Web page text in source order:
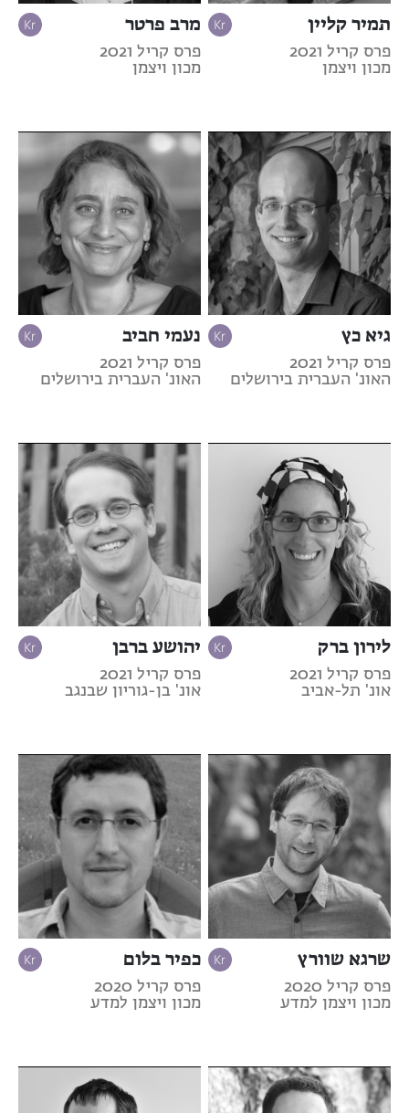
תמיר קליין
פרס קריל 2021
מכון ויצמן
מרב פרטר
פרס קריל 2021
מכון ויצמן
גיא כץ
פרס קריל 2021
האונ' העברית בירושלים
נעמי חביב
פרס קריל 2021
האונ' העברית בירושלים
לירון ברק
פרס קריל 2021
אונ' תל-אביב
יהושע ברבן
פרס קריל 2021
אונ' בן-גוריון שבנגב
שרגא שוורץ
פרס קריל 2020
מכון ויצמן למדע
כפיר בלום
פרס קריל 2020
מכון ויצמן למדע